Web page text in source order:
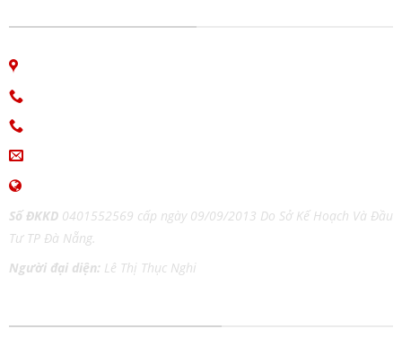
Số ĐKKD0401552569 cấp ngày 09/09/2013 Do Sở Kế Hoạch Và Đầu
Tư TP Đà Nẵng.
Người đại diện: Lê Thị Thục Nghi